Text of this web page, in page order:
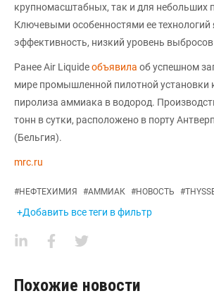
крупномасштабных, так и для небольших
Ключевыми особенностями ее
эффективность, низкий уровень
Ранее Air Liquideобъявила об успешном
мире промышленной пилотной установки
пиролиза аммиака в водород.
тонн в сутки, расположено в порту
(Бельгия).
mrc.ru
#НЕФТЕХИМИЯ #АММИАК #НОВОСТЬ #
+Добавить все теги в фильтр
Похожие новости